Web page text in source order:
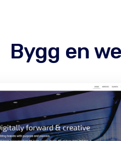
Bygg en